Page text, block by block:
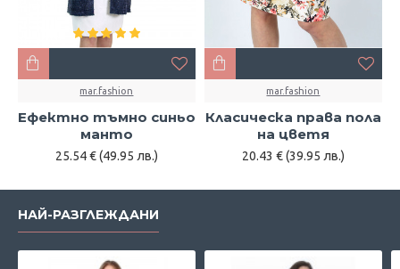
mar.fashion
Ефектно тъмно синьо
манто
25.54 € (49.95 лв.)
mar.fashion
Класическа права пола
на цветя
20.43 € (39.95 лв.)
НАЙ-РАЗГЛЕЖДАНИ